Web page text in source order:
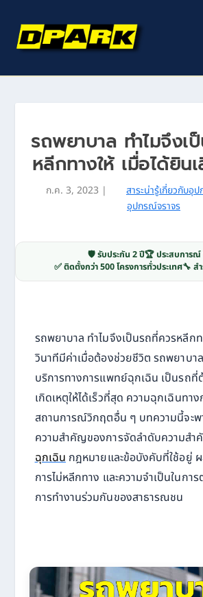
รถพยาบาล ทำไมจึงเ
หลีกทางให้ เมื่อได้ยินเ
ก.ค. 3, 2023 | สาระน่ารู้เกี่ยวกับอุ
อุปกรณ์จราจร
🛡️ รับประกัน 2 ปี🏆 ประสบการณ์
✅ ติดตั้งกว่า 500 โครงการทั่วประเทศ🔧 ส
รถพยาบาล ทำไมจึงเป็นรถที่ควรหลีก
วินาทีมีค่าเมื่อต้องช่วยชีวิต รถพยาบา
บริการทางการแพทย์ฉุกเฉิน เป็นรถที่
เกิดเหตุให้ได้เร็วที่สุด ความฉุกเฉินทา
สถานการณ์วิกฤตอื่น ๆ บทความนี้จะ
ความสำคัญของการจัดลำดับความส
ฉุกเฉินกฎหมายและข้อบังคับที่ใช้อยู่
การไม่หลีกทาง และความจำเป็นในการ
การทำงานร่วมกันของสาธารณชน